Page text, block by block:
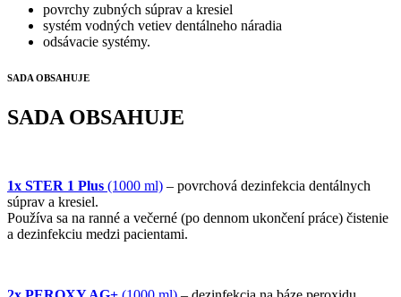
povrchy zubných súprav a kresiel
systém vodných vetiev dentálneho náradia
odsávacie systémy.
SADA OBSAHUJE
SADA OBSAHUJE
1x STER 1 Plus (1000 ml) – povrchová dezinfekcia dentálnych
súprav a kresiel.
Používa sa na ranné a večerné (po dennom ukončení práce) čistenie
a dezinfekciu medzi pacientami.